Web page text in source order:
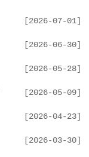
[2026-07-01]
[2026-06-30]
[2026-05-28]
[2026-05-09]
[2026-04-23]
[2026-03-30]